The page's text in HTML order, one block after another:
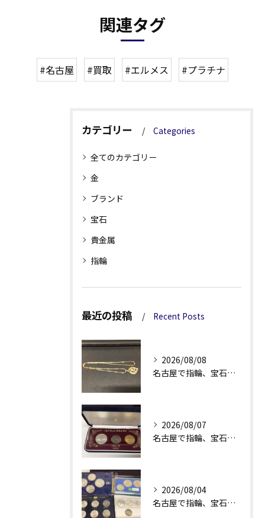
関連タグ
#名古屋 #買取 #エルメス #プラチナ
カテゴリー Categories
全てのカテゴリー
金
ブランド
宝石
貴金属
指輪
最近の投稿 Recent Posts
2026/08/08
名古屋で指輪、宝石買取なら当店で！！。
2026/08/07
名古屋で指輪、宝石買取なら当店で！！。
2026/08/04
名古屋で指輪、宝石買取なら当店で！！。